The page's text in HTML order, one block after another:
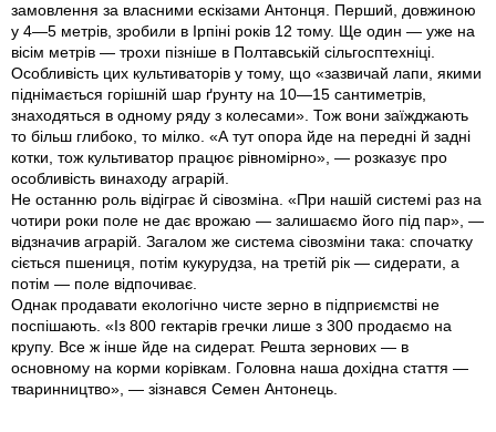
замовлення за власними ескізами Антонця. Перший, довжиною
у 4—5 метрів, зробили в Ірпіні років 12 тому. Ще один — уже на
вісім метрів — трохи пізніше в Полтавській сільгосптехніці.
Особливість цих культиваторів у тому, що «зазвичай лапи, якими
піднімається горішній шар ґрунту на 10—15 сантиметрів,
знаходяться в одному ряду з колесами». Тож вони заїжджають
то більш глибоко, то мілко. «А тут опора йде на передні й задні
котки, тож культиватор працює рівномірно», — розказує про
особливість винаходу аграрій.
Не останню роль відіграє й сівозміна. «При нашій системі раз на
чотири роки поле не дає врожаю — залишаємо його під пар», —
відзначив аграрій. Загалом же система сівозміни така: спочатку
сіється пшениця, потім кукурудза, на третій рік — сидерати, а
потім — поле відпочиває.
Однак продавати екологічно чисте зерно в підприємстві не
поспішають. «Із 800 гектарів гречки лише з 300 продаємо на
крупу. Все ж інше йде на сидерат. Решта зернових — в
основному на корми корівкам. Го­ловна наша дохідна стаття —
тваринництво», — зізнався Семен Антонець.